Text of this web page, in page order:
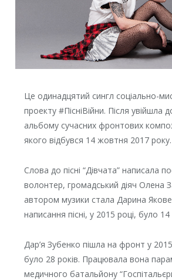
Це одинадцятий сингл соціально-
проекту #ПісніВійни. Після увійшла
альбому сучасних фронтових
якого відбувся 14 жовтня 2017 року.
Слова до пісні “Дівчата” написала
волонтер, громадський діяч Олена
автором музики стала Дарина
написання пісні, у 2015 році, було 14
Дар’я Зубенко пішла на фронт у
було 28 років. Працювала вона
медичного батальйону